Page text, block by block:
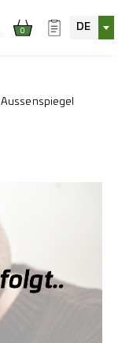
0 DE
Aussenspiegel